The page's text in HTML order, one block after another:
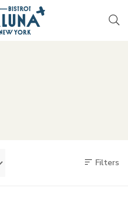
Filters